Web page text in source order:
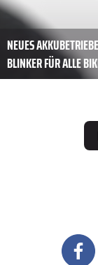
NEUES
BLINKER FÜR ALLE